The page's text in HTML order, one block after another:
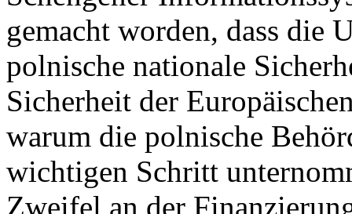
gemacht worden, dass die
polnische nationale
Sicherheit der
warum die polnische
wichtigen Schritt
Zweifel an der